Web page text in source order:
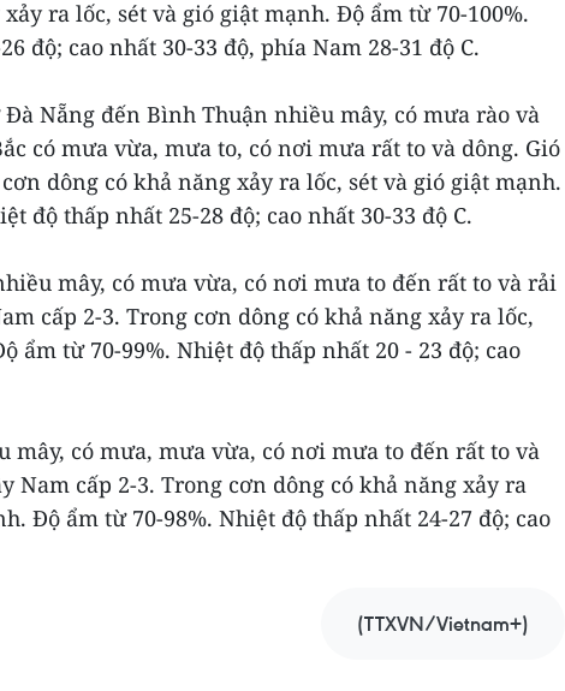
ra lốc, sét và gió giật mạnh. Độ ẩm từ 70-100%.
độ; cao nhất 30-33 độ, phía Nam 28-31 độ C.
Nẵng đến Bình Thuận nhiều mây, có mưa rào và
có mưa vừa, mưa to, có nơi mưa rất to và dông. Gió
dông có khả năng xảy ra lốc, sét và gió giật mạnh.
độ thấp nhất 25-28 độ; cao nhất 30-33 độ C.
mây, có mưa vừa, có nơi mưa to đến rất to và rải
cấp 2-3. Trong cơn dông có khả năng xảy ra lốc,
ẩm từ 70-99%. Nhiệt độ thấp nhất 20 - 23 độ; cao
mây, có mưa, mưa vừa, có nơi mưa to đến rất to và
Nam cấp 2-3. Trong cơn dông có khả năng xảy ra
Độ ẩm từ 70-98%. Nhiệt độ thấp nhất 24-27 độ; cao
(TTXVN/Vietnam+)